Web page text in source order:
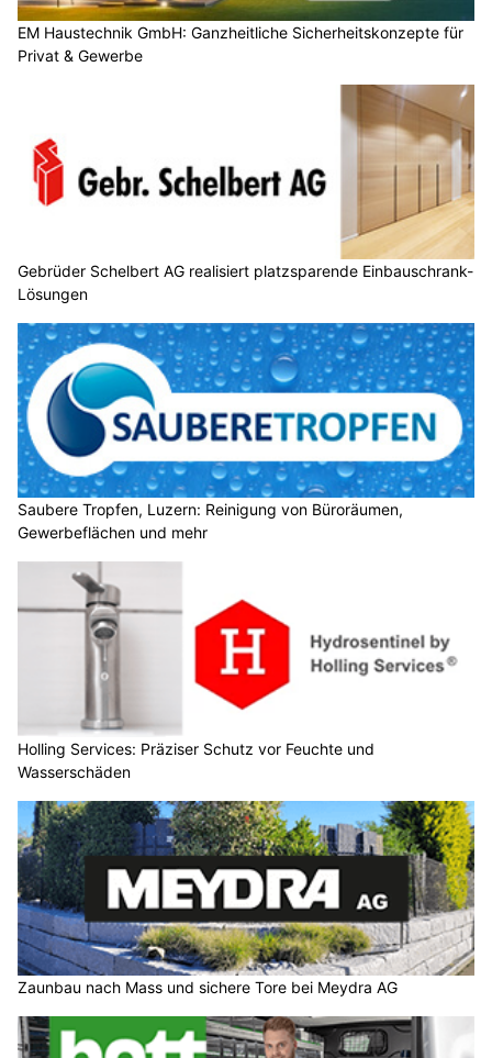
EM Haustechnik GmbH: Ganzheitliche Sicherheitskonzepte für
Privat & Gewerbe
Gebrüder Schelbert AG realisiert platzsparende Einbauschrank-
Lösungen
Saubere Tropfen, Luzern: Reinigung von Büroräumen,
Gewerbeflächen und mehr
Holling Services: Präziser Schutz vor Feuchte und
Wasserschäden
Zaunbau nach Mass und sichere Tore bei Meydra AG